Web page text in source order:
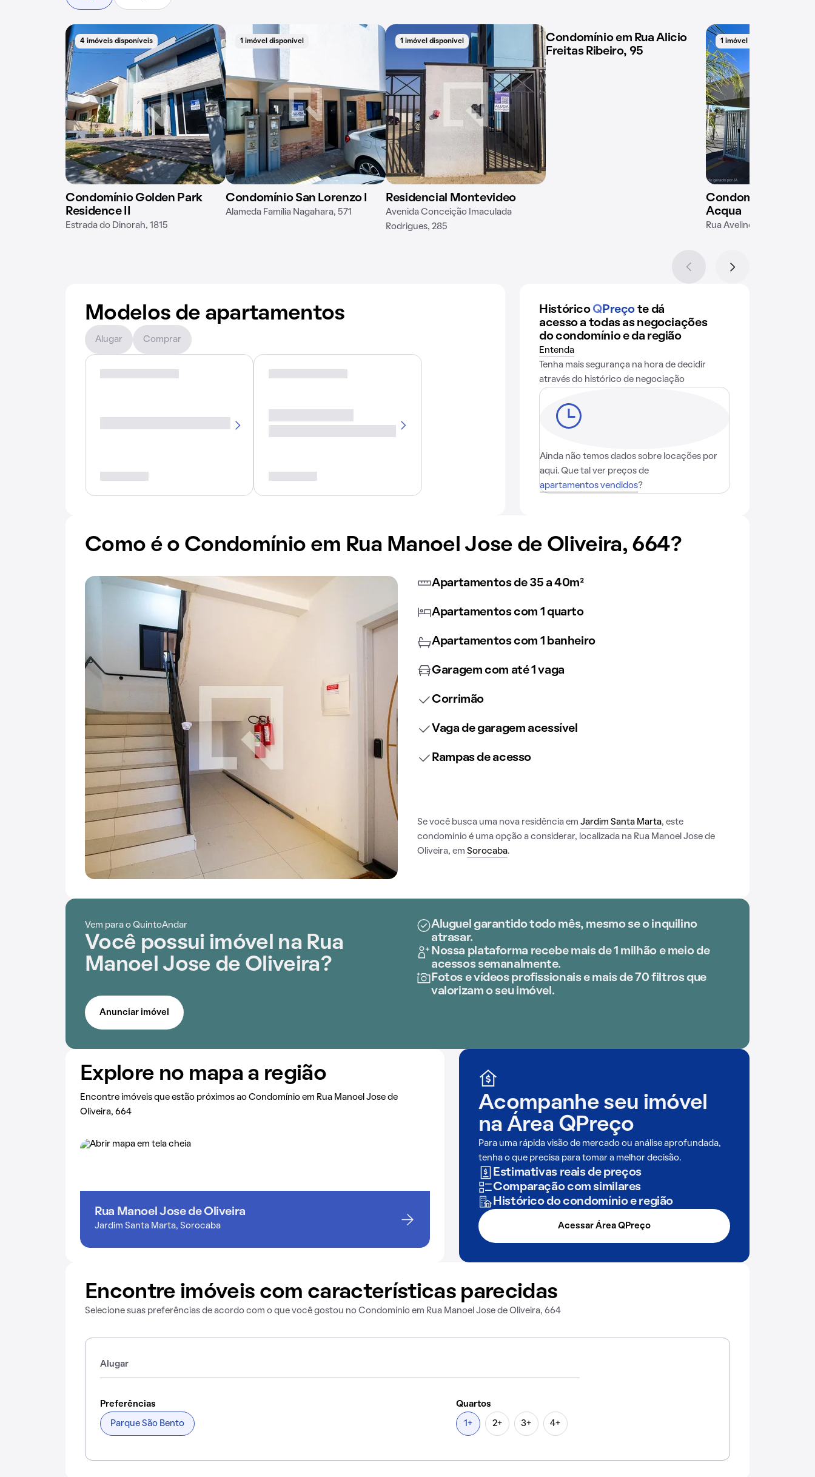
4 imóveis disponíveis
Condomínio Golden Park
Residence II
Estrada do Dinorah, 1815
1 imóvel disponível
Condomínio San Lorenzo I
Alameda Família Nagahara, 571
1 imóvel disponível
Residencial Montevideo
Avenida Conceição Imaculada
Rodrigues, 285
1 imóvel disponível
Condomínio em Rua Alicio
Freitas Ribeiro, 95
1 imóvel disponível
Condomínio
Acqua
Rua Avelino dos Santos,
Modelos de apartamentos
Alugar Comprar
Histórico QPreço te dá
acesso a todas as negociações
do condomínio e da região
Entenda
Tenha mais segurança na hora de decidir
através do histórico de negociação
Ainda não temos dados sobre locações por
aqui. Que tal ver preços de
apartamentos vendidos?
Como é o Condomínio em Rua Manoel Jose de Oliveira, 664?
Apartamentos de 35 a 40m²
Apartamentos com 1 quarto
Apartamentos com 1 banheiro
Garagem com até 1 vaga
Corrimão
Vaga de garagem acessível
Rampas de acesso
Se você busca uma nova residência em Jardim Santa Marta, este
condomínio é uma opção a considerar, localizada na Rua Manoel Jose de
Oliveira, em Sorocaba.
Vem para o QuintoAndar
Você possui imóvel na Rua
Manoel Jose de Oliveira?
Aluguel garantido todo mês, mesmo se o inquilino
atrasar.
Nossa plataforma recebe mais de 1 milhão e meio de
acessos semanalmente.
Fotos e vídeos profissionais e mais de 70 filtros que
valorizam o seu imóvel.
Anunciar imóvel
Explore no mapa a região
Encontre imóveis que estão próximos ao Condomínio em Rua Manoel Jose de
Oliveira, 664
Rua Manoel Jose de Oliveira
Jardim Santa Marta, Sorocaba
Acompanhe seu imóvel
naÁrea QPreço
Para uma rápida visão de mercado ou análise aprofundada,
tenha o que precisa para tomar a melhor decisão.
Estimativas reais de preços
Comparação com similares
Histórico do condomínio e região
Acessar Área QPreço
Encontre imóveis com características parecidas
Selecione suas preferências de acordo com o que você gostou no Condomínio em Rua Manoel Jose de Oliveira, 664
Alugar
Preferências
Parque São Bento
Quartos
1+ 2+ 3+ 4+